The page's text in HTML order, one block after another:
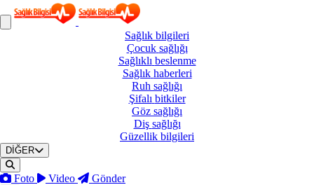
Sağlık bilgileri
Çocuk sağlığı
Sağlıklı beslenme
Sağlık haberleri
Ruh sağlığı
Şifalı bitkiler
Göz sağlığı
Diş sağlığı
Güzellik bilgileri
DİĞER
Foto Video Gönder